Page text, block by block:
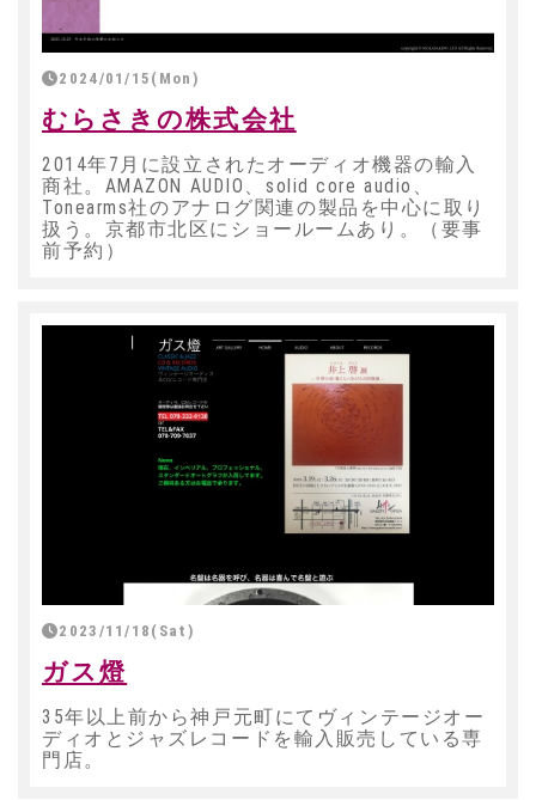
2024/01/15(Mon)
むらさきの株式会社
2014年7月に設立されたオーディオ機器の輸入
商社。AMAZON AUDIO、solid core audio、
Tonearms社のアナログ関連の製品を中心に取り
扱う。京都市北区にショールームあり。（要事
前予約）
2023/11/18(Sat)
ガス燈
35年以上前から神戸元町にてヴィンテージオー
ディオとジャズレコードを輸入販売している専
門店。